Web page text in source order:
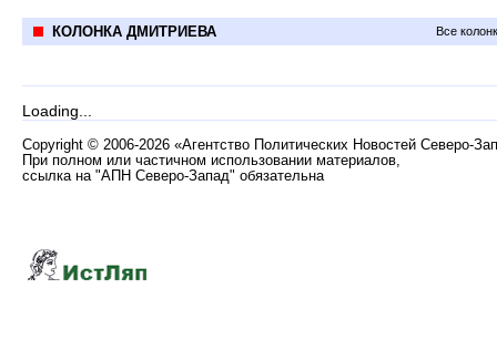
КОЛОНКА ДМИТРИЕВА Все
Loading...
Copyright © 2006-2026 «Агентство Политических Новостей Северо-
При полном или частичном использовании материалов,
ссылка на "АПН Северо-Запад" обязательна